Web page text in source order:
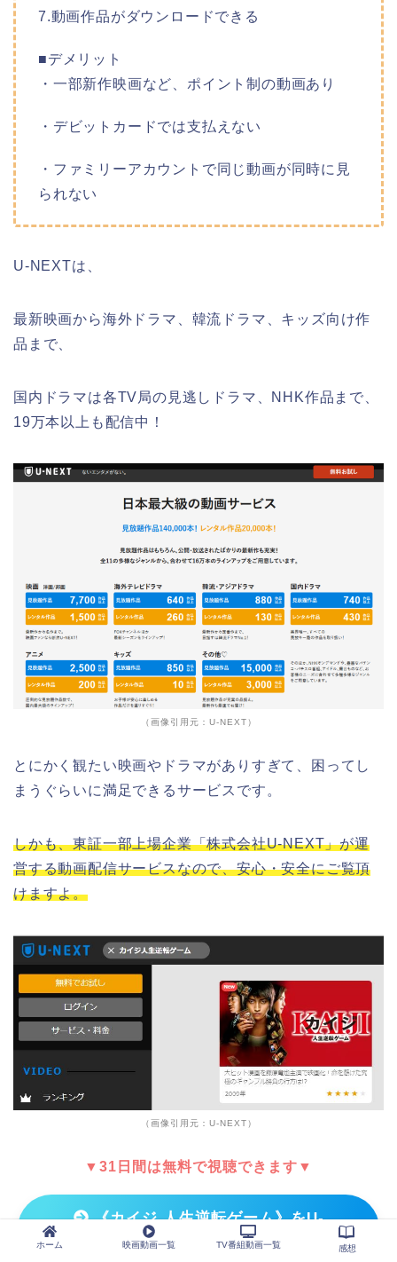
7.動画作品がダウンロードできる
■デメリット
・一部新作映画など、ポイント制の動画あり
・デビットカードでは支払えない
・ファミリーアカウントで同じ動画が同時に見
られない
U-NEXTは、
最新映画から海外ドラマ、韓流ドラマ、キッズ向け作
品まで、
国内ドラマは各TV局の見逃しドラマ、NHK作品まで、
19万本以上も配信中！
（画像引用元：U-NEXT）
とにかく観たい映画やドラマがありすぎて、困ってし
まうぐらいに満足できるサービスです。
しかも、東証一部上場企業「株式会社U-NEXT」が運
営する動画配信サービスなので、安心・安全にご覧頂
けますよ。
（画像引用元：U-NEXT）
▼31日間は無料で視聴できます▼
《カイジ 人生逆転ゲーム》をU-
NEXTで今すぐ観る！
ホーム 映画動画一覧 TV番組動画一覧 感想